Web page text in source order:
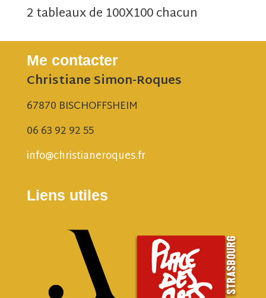
2 tableaux de 100X100 chacun
Me contacter
Christiane Simon-Roques
67870 BISCHOFFSHEIM
06 63 92 92 55
info@christianeroques.fr
Liens utiles